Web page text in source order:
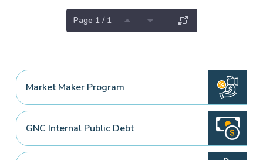
Page 1 / 1
Market Maker Program
GNC Internal Public Debt